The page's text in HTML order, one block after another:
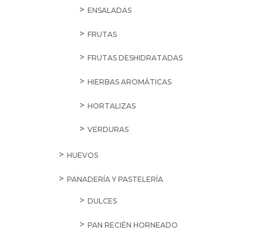
ENSALADAS
FRUTAS
FRUTAS DESHIDRATADAS
HIERBAS AROMÁTICAS
HORTALIZAS
VERDURAS
HUEVOS
PANADERÍA Y PASTELERÍA
DULCES
PAN RECIÉN HORNEADO